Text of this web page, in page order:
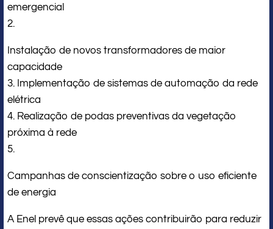
emergencial
2.
Instalação de novos transformadores de maior
capacidade
3. Implementação de sistemas de automação da rede
elétrica
4. Realização de podas preventivas da vegetação
próxima à rede
5.
Campanhas de conscientização sobre o uso eficiente
de energia
A Enel prevê que essas ações contribuirão para reduzir